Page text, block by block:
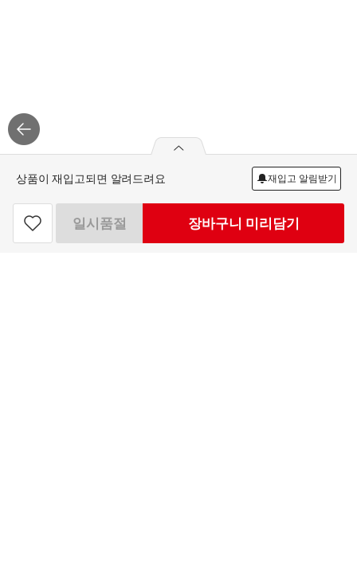
빼
기
더
하
14,900
상품이 재입고되면 알려드려요 재입고 알림받기
일시품절 장바구니 미리담기